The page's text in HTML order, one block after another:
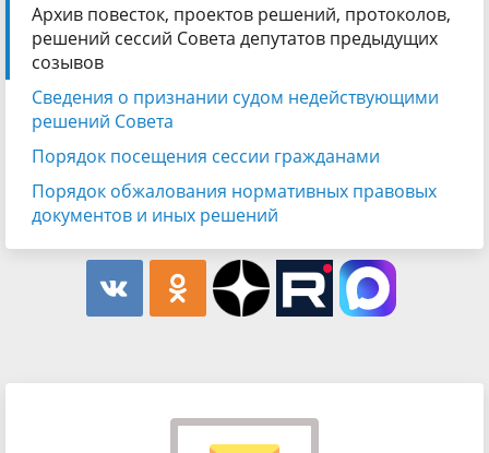
Архив повесток, проектов решений, протоколов,
решений сессий Совета депутатов предыдущих
созывов
Сведения о признании судом недействующими
решений Совета
Порядок посещения сессии гражданами
Порядок обжалования нормативных правовых
документов и иных решений